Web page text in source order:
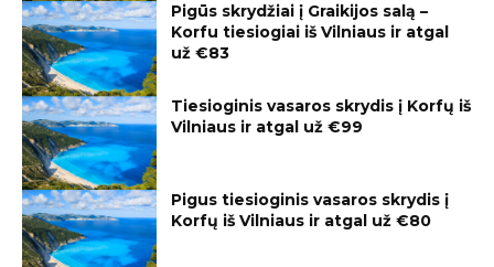
Pigūs skrydžiai į Graikijos salą –
Korfu tiesiogiai iš Vilniaus ir atgal
už €83
Tiesioginis vasaros skrydis į Korfų iš
Vilniaus ir atgal už €99
Pigus tiesioginis vasaros skrydis į
Korfų iš Vilniaus ir atgal už €80